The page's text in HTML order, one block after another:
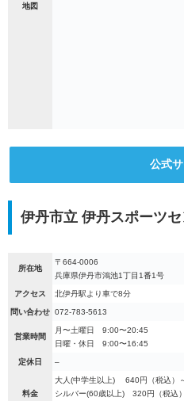
地図
公式
伊丹市立 伊丹スポーツ
所在地
〒664-0006
兵庫県伊丹市鴻池1丁目1番1号
アクセス 北伊丹駅より車で8分
問い合わせ 072-783-5613
営業時間
月〜土曜日 9:00〜20:45
日曜・休日 9:00〜16:45
定休日 –
料金
大人(中学生以上) 640円（税込）
シルバー(60歳以上) 320円（税込